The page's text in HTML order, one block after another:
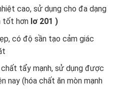
cao, sử dụng cho đa dạng
tốt hơn lơ 201 )
có độ sần tạo cảm giác
tẩy mạnh, sử dụng được
nay (hóa chất ăn mòn mạnh